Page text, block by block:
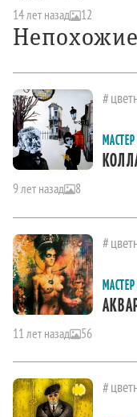
14 лет назад 12
Непохожие
9 лет назад 8
11 лет назад 56